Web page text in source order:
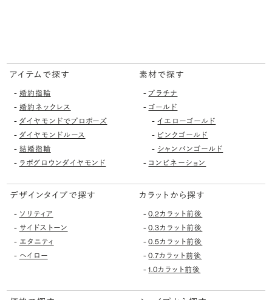
アイテムで探す
- 婚約指輪
- 婚約ネックレス
- ダイヤモンドでプロポーズ
- ダイヤモンドルース
- 結婚指輪
- ラボグロウンダイヤモンド
素材で探す
-プラチナ
- ゴールド
-イエローゴールド
- ピンクゴールド
- シャンパンゴールド
- コンビネーション
デザインタイプで探す
- ソリティア
- サイドストーン
- エタニティ
- ヘイロー
カラットから探す
-0.2カラット前後
-0.3カラット前後
-0.5カラット前後
-0.7カラット前後
-1.0カラット前後